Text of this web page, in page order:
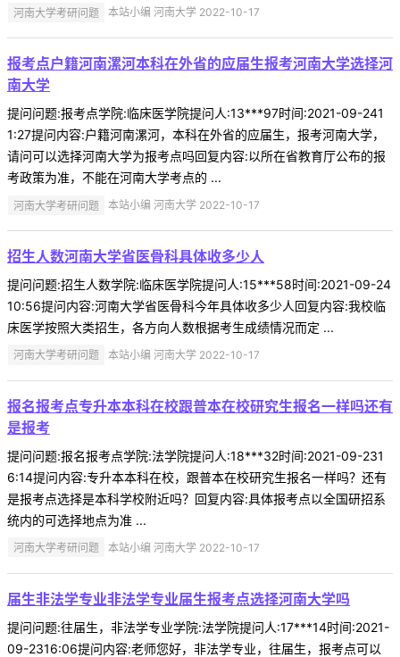
河南大学考研问题 本站小编 河南大学 2022-10-17
报考点户籍河南漯河本科在外省的应届生报考河南大学选择河
南大学
提问问题:报考点学院:临床医学院提问人:13***97时间:2021-09-241
1:27提问内容:户籍河南漯河，本科在外省的应届生，报考河南大学，
请问可以选择河南大学为报考点吗回复内容:以所在省教育厅公布的报
考政策为准，不能在河南大学考点的 ...
河南大学考研问题 本站小编 河南大学 2022-10-17
招生人数河南大学省医骨科具体收多少人
提问问题:招生人数学院:临床医学院提问人:15***58时间:2021-09-24
10:56提问内容:河南大学省医骨科今年具体收多少人回复内容:我校临
床医学按照大类招生，各方向人数根据考生成绩情况而定 ...
河南大学考研问题 本站小编 河南大学 2022-10-17
报名报考点专升本本科在校跟普本在校研究生报名一样吗还有
是报考
提问问题:报名报考点学院:法学院提问人:18***32时间:2021-09-231
6:14提问内容:专升本本科在校，跟普本在校研究生报名一样吗？还有
是报考点选择是本科学校附近吗？回复内容:具体报考点以全国研招系
统内的可选择地点为准 ...
河南大学考研问题 本站小编 河南大学 2022-10-17
届生非法学专业非法学专业届生报考点选择河南大学吗
提问问题:往届生，非法学专业学院:法学院提问人:17***14时间:2021-
09-2316:06提问内容:老师您好，非法学专业，往届生，报考点可以